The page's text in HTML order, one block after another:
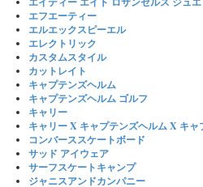
エフエーティー
エルエックスピーエル
エレクトリック
カスタムスタイル
カットレイト
キャプテンズヘルム
キャプテンズヘルム ゴルフ
キャリー
キャリー X キャプテンズヘルム X キャ
コンバーススケートボード
サッド アイウェア
サーフスケートキャンプ
ジャニスアンドカンパニー